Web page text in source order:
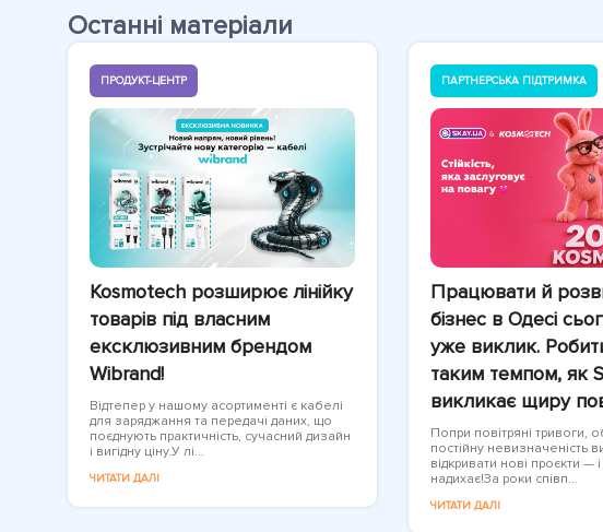
Останні матеріали
ПРОДУКТ-ЦЕНТР
Kosmotech розширює лінійку
товарів під власним
ексклюзивним брендом
Wibrand!
Відтепер у нашому асортименті є кабелі
для заряджання та передачі даних, що
поєднують практичність, сучасний дизайн
і вигідну ціну.У лі...
ЧИТАТИ ДАЛІ
ПАРТНЕРСЬКА ПІДТРИМКА
Працювати й
бізнес в Одесі
уже виклик.
таким темпом, як
викликає щиру
Попри повітряні тривоги,
постійну невизначеність
відкривати нові проєкти —
надихає!За роки співп...
ЧИТАТИ ДАЛІ